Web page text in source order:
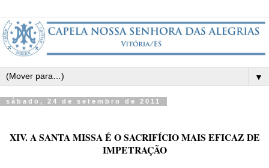
▼
sábado, 24 de setembro de 2011
XIV. A SANTA MISSA É O SACRIFÍCIO MAIS EFICAZ DE
IMPETRAÇÃO